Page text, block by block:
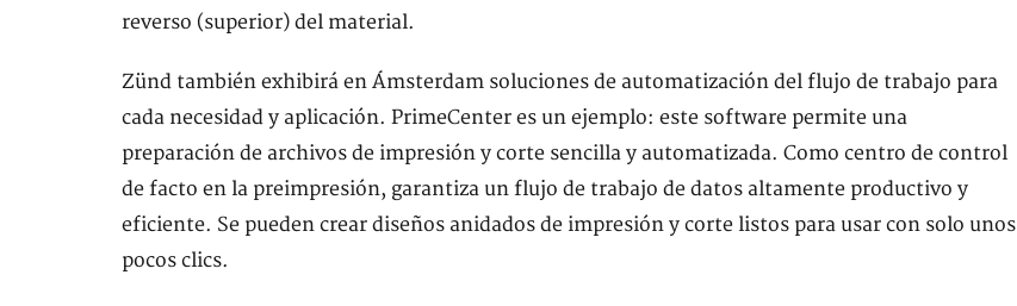
reverso (superior) del material.
Zünd también exhibirá en Ámsterdam soluciones de automatización del flujo de trabajo para
cada necesidad y aplicación. PrimeCenter es un ejemplo: este software permite una
preparación de archivos de impresión y corte sencilla y automatizada. Como centro de control
de facto en la preimpresión, garantiza un flujo de trabajo de datos altamente productivo y
eficiente. Se pueden crear diseños anidados de impresión y corte listos para usar con solo unos
pocos clics.